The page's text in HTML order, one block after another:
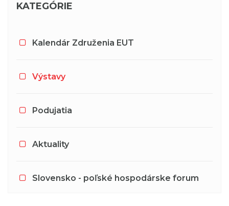
KATEGÓRIE
Kalendár Združenia EUT
Výstavy
Podujatia
Aktuality
Slovensko - poľské hospodárske forum